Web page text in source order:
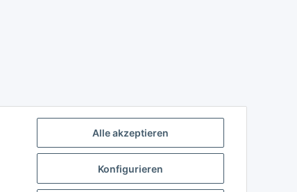
Alle akzeptieren
Konfigurieren